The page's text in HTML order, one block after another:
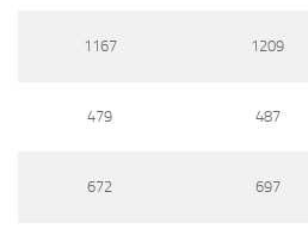
1209
1167
487
479
697
672